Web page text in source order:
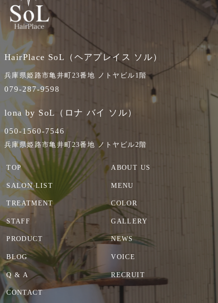
HairPlace SoL（ヘアプレイス ソル）
兵庫県姫路市亀井町23番地 ノトヤビル1階
079-287-9598
lona by SoL（ロナ バイ ソル）
050-1560-7546
兵庫県姫路市亀井町23番地 ノトヤビル2階
TOP ABOUT US
SALON LIST MENU
TREATMENT COLOR
STAFF GALLERY
PRODUCT NEWS
BLOG VOICE
Q & A RECRUIT
CONTACT